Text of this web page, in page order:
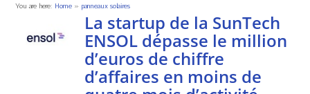
You are here: Home» panneaux solaires
La startup de la SunTech
ENSOL dépasse le million
d’euros de chiffre
d’affaires en moins de